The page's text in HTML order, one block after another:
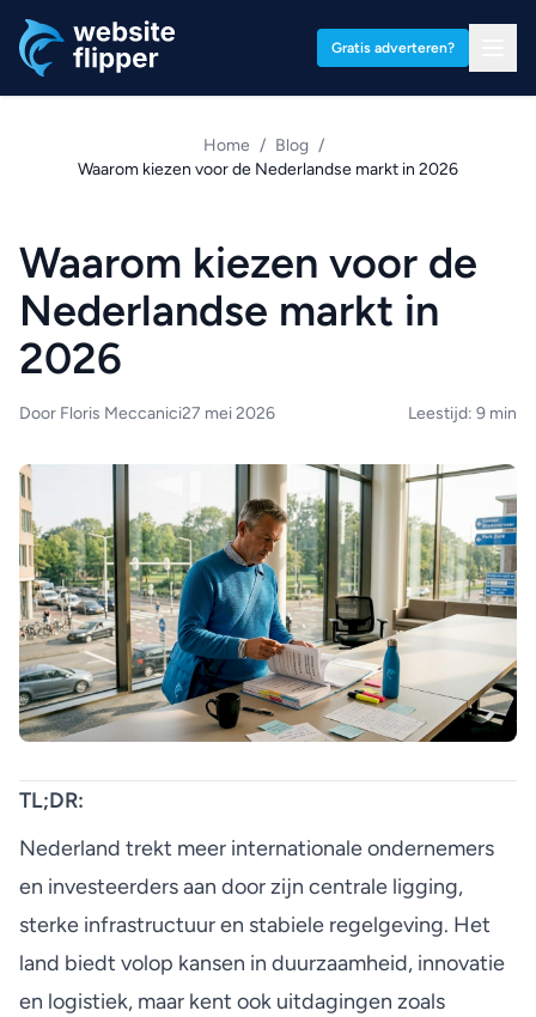
Gratis adverteren?
Home / Blog /
Waarom kiezen voor de Nederlandse markt in 2026
Waarom kiezen voor de
Nederlandse markt in
2026
Door Floris Meccanici27 mei 2026 Leestijd: 9 min
TL;DR:
Nederland trekt meer internationale ondernemers
en investeerders aan door zijn centrale ligging,
sterke infrastructuur en stabiele regelgeving. Het
land biedt volop kansen in duurzaamheid, innovatie
en logistiek, maar kent ook uitdagingen zoals